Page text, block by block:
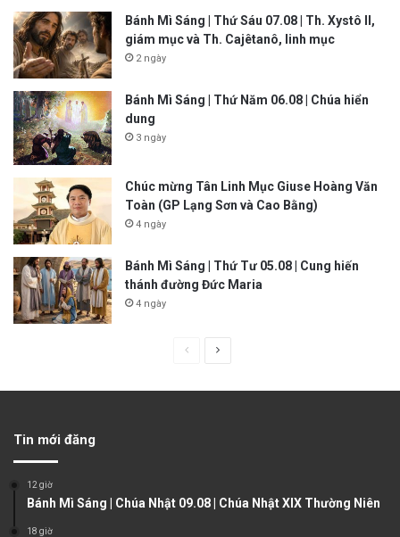
Bánh Mì Sáng | Thứ Sáu 07.08 | Th. Xystô II,
giám mục và Th. Cajêtanô, linh mục
2 ngày
Bánh Mì Sáng | Thứ Năm 06.08 | Chúa hiển
dung
3 ngày
Chúc mừng Tân Linh Mục Giuse Hoàng Văn
Toàn (GP Lạng Sơn và Cao Bằng)
4 ngày
Bánh Mì Sáng | Thứ Tư 05.08 | Cung hiến
thánh đường Đức Maria
4 ngày
u
g
Tin mới đăng
12 giờ
Bánh Mì Sáng | Chúa Nhật 09.08 | Chúa Nhật XIX Thường Niên
18 giờ